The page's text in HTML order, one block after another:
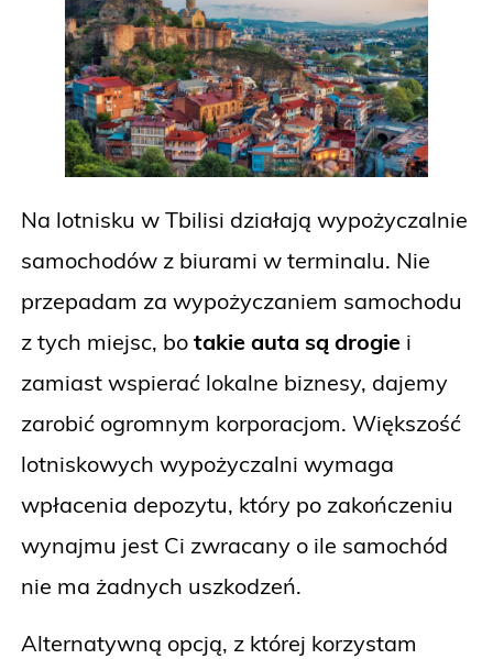
Na lotnisku w Tbilisi działają wypożyczalnie
samochodów z biurami w terminalu. Nie
przepadam za wypożyczaniem samochodu
z tych miejsc, bo takie auta są drogie i
zamiast wspierać lokalne biznesy, dajemy
zarobić ogromnym korporacjom. Większość
lotniskowych wypożyczalni wymaga
wpłacenia depozytu, który po zakończeniu
wynajmu jest Ci zwracany o ile samochód
nie ma żadnych uszkodzeń.
Alternatywną opcją, z której korzystam